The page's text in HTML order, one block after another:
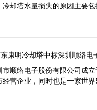
冷却塔水量损失的原因主
东康明冷却塔中标深圳顺络
市顺络电子股份有限公司成
经营企业，同时也是一家世